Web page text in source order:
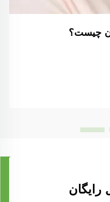
چیست؟